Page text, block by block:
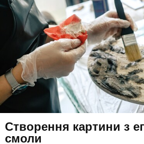
Створення картини з
смоли